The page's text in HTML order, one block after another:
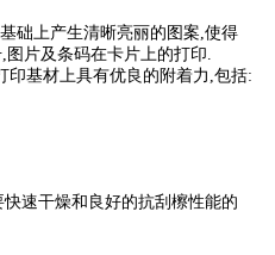
础上产生清晰亮丽的图案 使得
, 图片及条码在卡片上的打印
印基材上具有优良的附着力 包括:
速干燥和良好的抗刮檫性能的